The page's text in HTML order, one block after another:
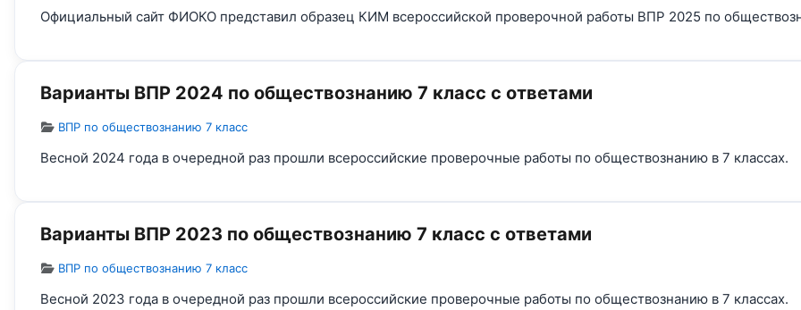
Официальный сайт ФИОКО представил образец КИМ всероссийской проверочной работы ВПР 2025 по
Варианты ВПР 2024 по обществознанию 7 класс с ответами
Информация о материале
ВПР по обществознанию 7 класс
Весной 2024 года в очередной раз прошли всероссийские проверочные работы по обществознанию в 7 классах.
Варианты ВПР 2023 по обществознанию 7 класс с ответами
Информация о материале
ВПР по обществознанию 7 класс
Весной 2023 года в очередной раз прошли всероссийские проверочные работы по обществознанию в 7 классах.